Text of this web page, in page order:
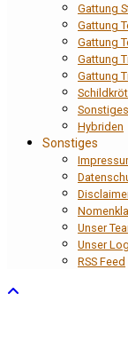
Gattung
Gattung
Gattung
Gattung
Gattung
Sonstiges
Hybriden
Sonstiges
Unser
Unser
RSS Feed